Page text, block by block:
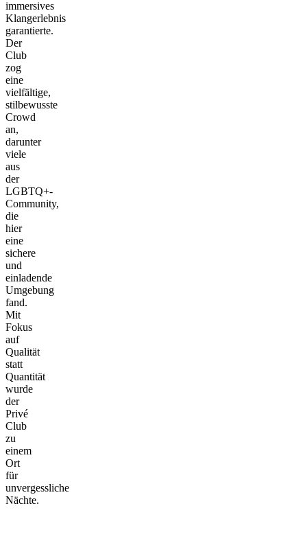
immersives
Klangerlebnis
garantierte.
Der
Club
zog
eine
vielfältige,
stilbewusste
Crowd
an,
darunter
viele
aus
der
LGBTQ+-
Community,
die
hier
eine
sichere
und
einladende
Umgebung
fand.
Mit
Fokus
auf
Qualität
statt
Quantität
wurde
der
Privé
Club
zu
einem
Ort
für
unvergessliche
Nächte.